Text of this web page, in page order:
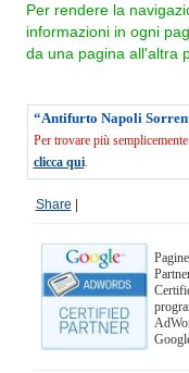
Per rendere la
informazioni in ogni
da una pagina all'altra
“Antifurto Napoli
Per trovare più
clicca qui.
Share